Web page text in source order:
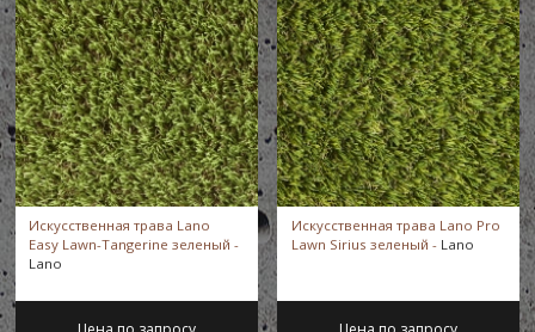
Искусственная трава Lano
Easy Lawn-Tangerine зеленый -
Lano
Искусственная трава Lano Pro
Lawn Sirius зеленый - Lano